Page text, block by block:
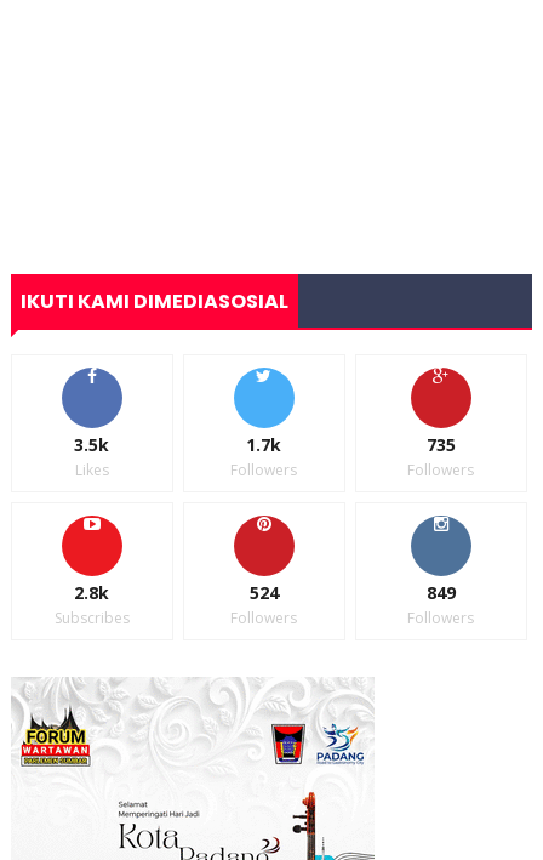
IKUTI KAMI DIMEDIASOSIAL
3.5k
Likes
1.7k
Followers
735
Followers
2.8k
Subscribes
524
Followers
849
Followers